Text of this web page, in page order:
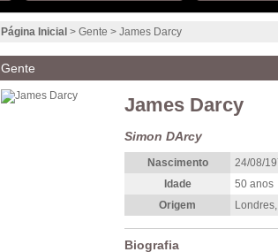
Página Inicial > Gente > James Darcy
Gente
James Darcy
Simon DArcy
Nascimento
24/08/
Idade
50 anos
Origem
Biografia